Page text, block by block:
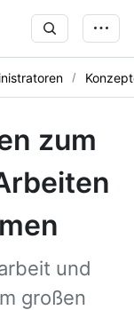
zum
und
großen